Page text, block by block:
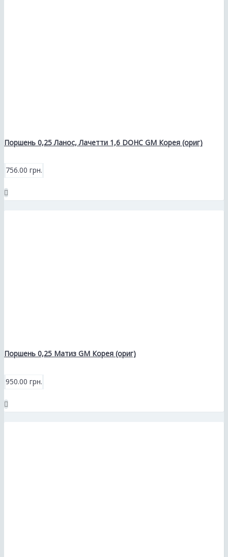
Поршень 0,25 Ланос, Лачетти 1,6 DOHC GM Корея (ориг)
756.00 грн.
Поршень 0,25 Матиз GM Корея (ориг)
950.00 грн.